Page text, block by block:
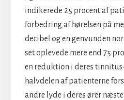
indikerede 25 procent af
forbedring af hørelsen på
decibel og en genvunden
set oplevede mere end 75
en reduktion i deres
halvdelen af patienterne
andre lyde i deres ører